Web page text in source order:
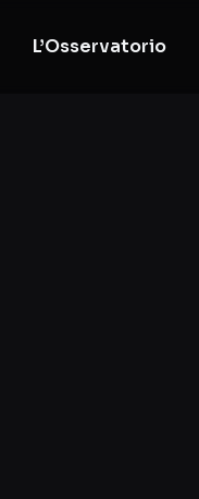
L’Osservatorio